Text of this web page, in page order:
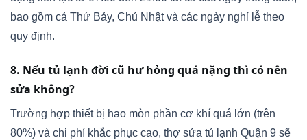
bao gồm cả Thứ Bảy, Chủ Nhật và các ngày nghỉ lễ theo
quy định.
8. Nếu tủ lạnh đời cũ hư hỏng quá nặng thì có nên
sửa không?
Trường hợp thiết bị hao mòn phần cơ khí quá lớn (trên
80%) và chi phí khắc phục cao, thợ sửa tủ lạnh Quận 9 sẽ